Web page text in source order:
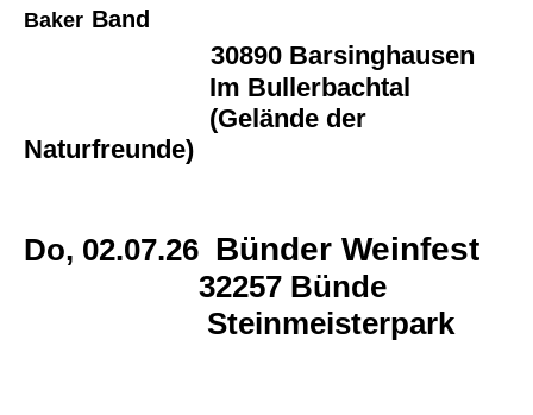
Baker Band
30890 Barsinghausen
Im Bullerbachtal
(Gelände der
Naturfreunde)
Do, 02.07.26 Bünder Weinfest
32257 Bünde
Steinmeisterpark